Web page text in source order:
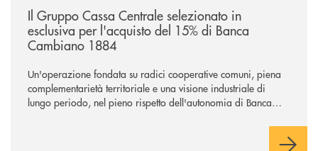
Il Gruppo Cassa Centrale selezionato in
esclusiva per l'acquisto del 15% di Banca
Cambiano 1884
Un'operazione fondata su radici cooperative comuni, piena
complementarietà territoriale e una visione industriale di
lungo periodo, nel pieno rispetto dell'autonomia di Banca
negoziazione esclusiva per la finalizzazione dell’operazione.